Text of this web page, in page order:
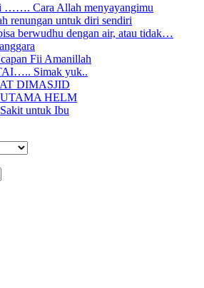
……. Cara Allah menyayangimu
renungan untuk diri sendiri
berwudhu dengan air, atau tidak…
Fii Amanillah
Simak yuk..
DIMASJID
HELM
untuk Ibu